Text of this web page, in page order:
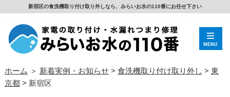
新宿区の食洗機取り付け取り外しなら、みらいお水の110番にお任せ下さい
MENU
ホーム ＞ 新着実例・お知らせ> 食洗機取り付け取り外し > 東
京都> 新宿区